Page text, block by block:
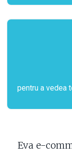
pentru a vedea
Eva e-